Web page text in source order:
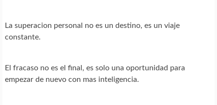
La superacion personal no es un destino, es un viaje
constante.
El fracaso no es el final, es solo una oportunidad para
empezar de nuevo con mas inteligencia.